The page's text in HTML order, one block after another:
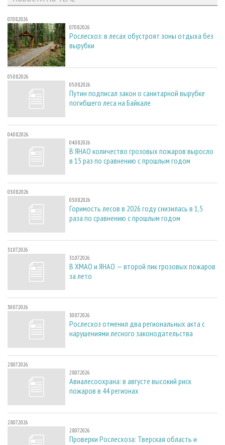
07.08.2026
07.08.2026
Рослесхоз: в лесах обустроят зоны отдыха без
вырубки
05.08.2026
05.08.2026
Путин подписал закон о санитарной вырубке
погибшего леса на Байкале
04.08.2026
04.08.2026
В ЯНАО количество грозовых пожаров выросло
в 15 раз по сравнению с прошлым годом
03.08.2026
03.08.2026
Горимость лесов в 2026 году снизилась в 1,5
раза по сравнению с прошлым годом
31.07.2026
31.07.2026
В ХМАО и ЯНАО — второй пик грозовых пожаров
за лето
30.07.2026
30.07.2026
Рослесхоз отменил два региональных акта с
нарушениями лесного законодательства
28.07.2026
28.07.2026
Авиалесоохрана: в августе высокий риск
пожаров в 44 регионах
28.07.2026
28.07.2026
Проверки Рослесхоза: Тверская область и